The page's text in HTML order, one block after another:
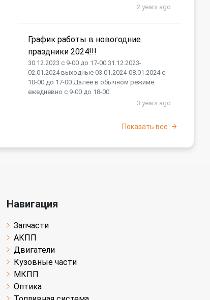
2 years ago
График работы в новогодние
праздники 2024!!!
30.12.2023 с 9-00 до 17-00 31.12.2023-
02.01.2024 выходные 03.01.2024-08.01.2024 с
10-00 до 17-00 Далее в обычном режиме
ежедневно с 9-00 до 18-00.
3 years ago
Показать все
Навигация
Запчасти
АКПП
Двигатели
Кузовные части
МКПП
Оптика